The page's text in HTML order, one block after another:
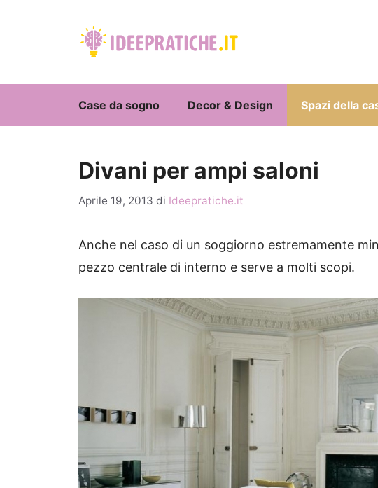
Case da sogno Decor & Design Spazi della
Divani per ampi saloni
Aprile 19, 2013 di Ideepratiche.it
Anche nel caso di un soggiorno estremamente
pezzo centrale di interno e serve a molti scopi.